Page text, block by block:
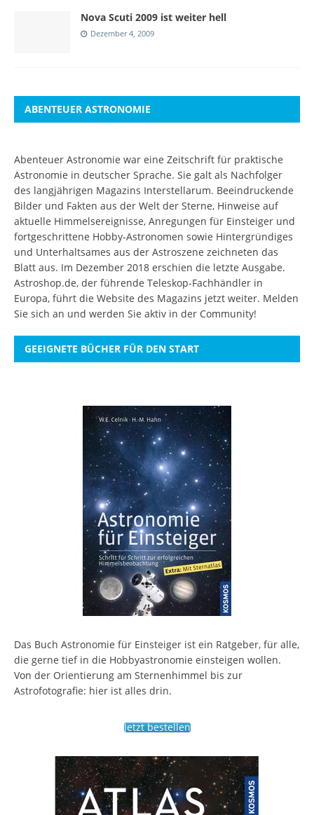
Nova Scuti 2009 ist weiter hell
Dezember 4, 2009
ABENTEUER ASTRONOMIE
Abenteuer Astronomie war eine Zeitschrift für praktische
Astronomie in deutscher Sprache. Sie galt als Nachfolger
des langjährigen Magazins Interstellarum. Beeindruckende
Bilder und Fakten aus der Welt der Sterne, Hinweise auf
aktuelle Himmelsereignisse, Anregungen für Einsteiger und
fortgeschrittene Hobby-Astronomen sowie Hintergründiges
und Unterhaltsames aus der Astroszene zeichneten das
Blatt aus. Im Dezember 2018 erschien die letzte Ausgabe.
Astroshop.de, der führende Teleskop-Fachhändler in
Europa, führt die Website des Magazins jetzt weiter. Melden
Sie sich an und werden Sie aktiv in der Community!
GEEIGNETE BÜCHER FÜR DEN START
Das Buch Astronomie für Einsteiger ist ein Ratgeber, für alle,
die gerne tief in die Hobbyastronomie einsteigen wollen.
Von der Orientierung am Sternenhimmel bis zur
Astrofotografie: hier ist alles drin.
Jetzt bestellen